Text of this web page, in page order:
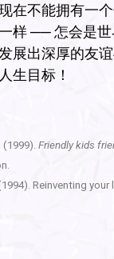
在不能拥有一
样 ── 怎会是
展出深厚的友谊
生目标！
Friendly kids
Reinventing your